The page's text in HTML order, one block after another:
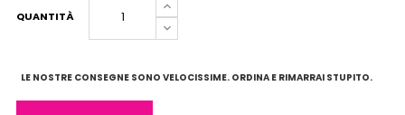
QUANTITÀ
LE NOSTRE CONSEGNE SONO VELOCISSIME. ORDINA E RIMARRAI STUPITO.